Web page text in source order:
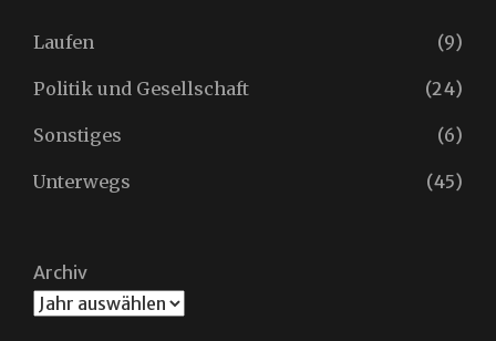
Laufen (9)
Politik und Gesellschaft (24)
Sonstiges (6)
Unterwegs (45)
Archiv